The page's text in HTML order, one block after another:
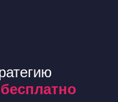
бесплатно